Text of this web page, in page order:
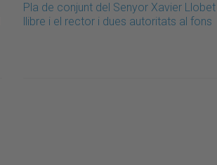
Pla de conjunt del Senyor Xavier
llibre i el rector i dues autoritats al fons